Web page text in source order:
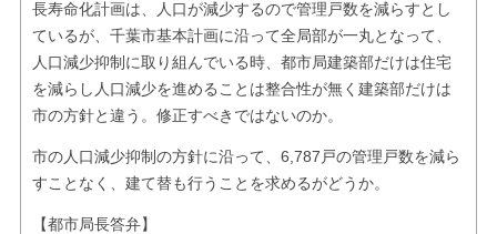
長寿命化計画は、人口が減少するので管理戸数を減らすとし
ているが、千葉市基本計画に沿って全局部が一丸となって、
人口減少抑制に取り組んでいる時、都市局建築部だけは住宅
を減らし人口減少を進めることは整合性が無く建築部だけは
市の方針と違う。修正すべきではないのか。
市の人口減少抑制の方針に沿って、6,787戸の管理戸数を減ら
すことなく、建て替も行うことを求めるがどうか。
【都市局長答弁】